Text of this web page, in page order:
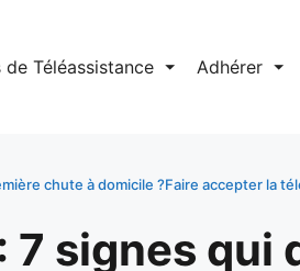
de Téléassistance ⏷ Adhérer ⏷
chute à domicile ?Faire accepter la
7 signes qui